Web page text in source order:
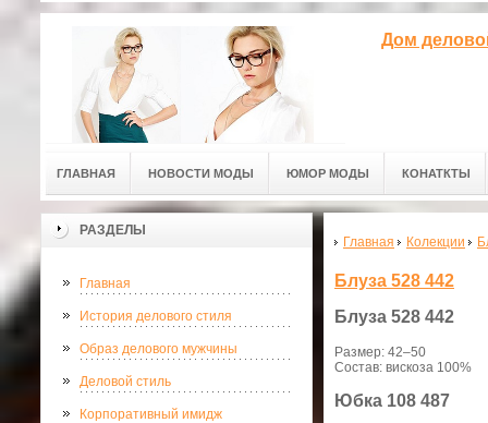
Дом
ГЛАВНАЯ НОВОСТИ МОДЫ ЮМОР МОДЫ КОНАТКТЫ
РАЗДЕЛЫ
Главная
История делового стиля
Образ делового мужчины
Деловой стиль
Корпоративный имидж
Главная Колекции
Блуза 528 442
Блуза 528 442
Размер: 42–50
Состав: вискоза 100%
Юбка 108 487